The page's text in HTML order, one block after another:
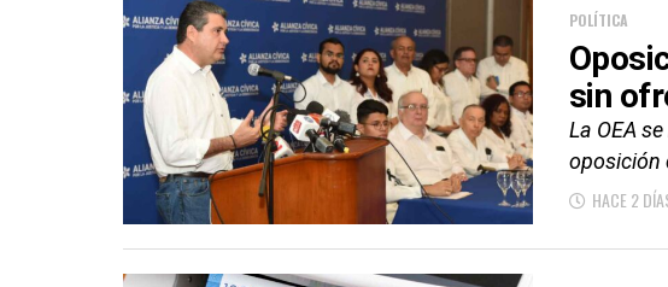
POLÍTICA
sin
La OEA
oposición
HACE 2